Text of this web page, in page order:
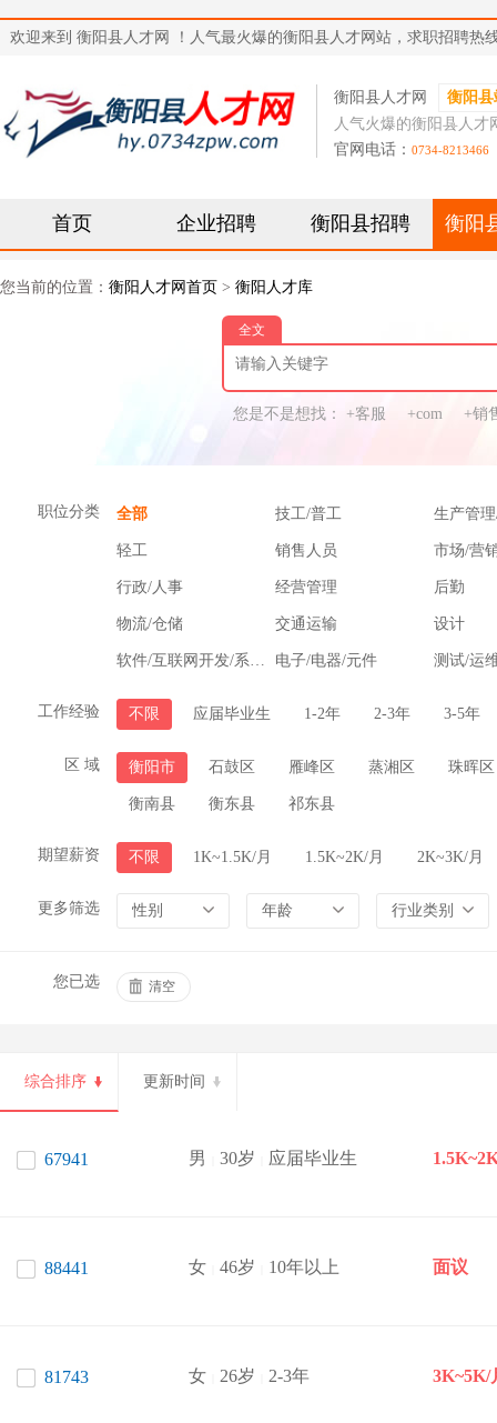
欢迎来到 衡阳县人才网 ！人气最火爆的衡阳县人才网站，求职招聘热
衡阳县人才网
衡阳县
人气火爆的衡阳县人才
官网电话： 0734-8213466
首页 企业招聘 衡阳县招聘 衡阳
您当前的位置： 衡阳人才网首页 > 衡阳人才库
全文
您是不是想找： +客服 +com +销
职位分类 全部 技工/普工 生产管
轻工 销售人员 市场/营
行政/人事 经营管理 后勤
物流/仓储 交通运输 设计
电子/电器/元件 测试/运
工作经验 不限 应届毕业生 1-2年 2-3年 3-5年
区 域 衡阳市 石鼓区 雁峰区 蒸湘区 珠晖区
衡南县 衡东县 祁东县
期望薪资 不限 1K~1.5K/月 1.5K~2K/月 2K~3K/月
更多筛选 性别 年龄 行业类别
您已选 清空
综合排序 更新时间
67941 男 30岁 应届毕业生
88441 女 46岁 10年以上 面议
81743 女 26岁 2-3年 3K~5K/